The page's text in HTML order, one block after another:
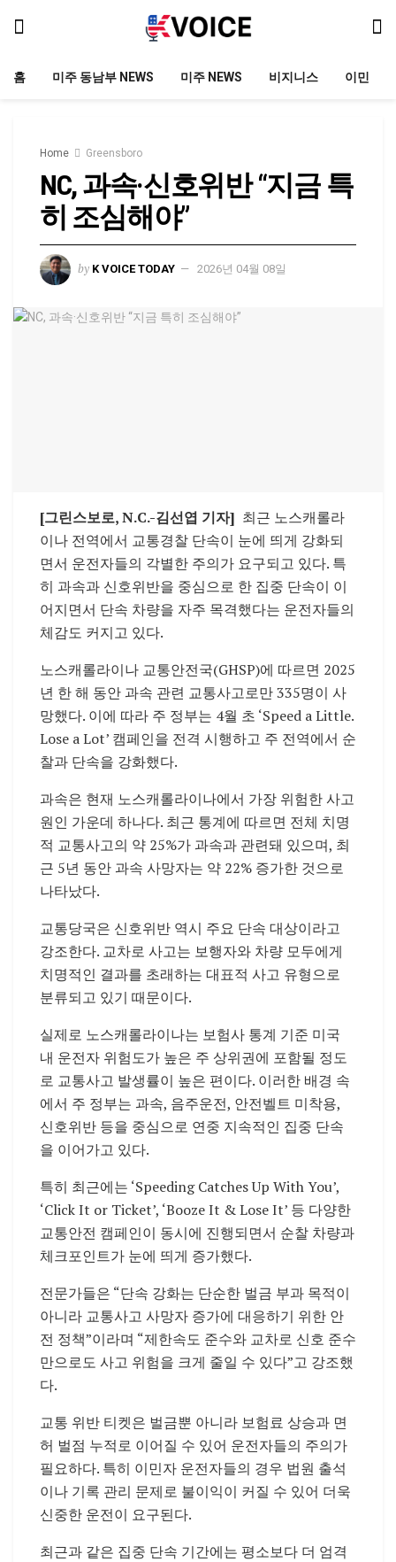
홈 미주 동남부 NEWS 미주 NEWS 비지니스 이민
Home Greensboro
NC, 과속·신호위반 “지금 특
히 조심해야”
by K VOICE TODAY 2026년 04월 08일
[그린스보로, N.C.-김선엽 기자] 최근 노스캐롤라
이나 전역에서 교통경찰 단속이 눈에 띄게 강화되
면서 운전자들의 각별한 주의가 요구되고 있다. 특
히 과속과 신호위반을 중심으로 한 집중 단속이 이
어지면서 단속 차량을 자주 목격했다는 운전자들의
체감도 커지고 있다.
노스캐롤라이나 교통안전국(GHSP)에 따르면 2025
년 한 해 동안 과속 관련 교통사고로만 335명이 사
망했다. 이에 따라 주 정부는 4월 초 ‘Speed a Little.
Lose a Lot’ 캠페인을 전격 시행하고 주 전역에서 순
찰과 단속을 강화했다.
과속은 현재 노스캐롤라이나에서 가장 위험한 사고
원인 가운데 하나다. 최근 통계에 따르면 전체 치명
적 교통사고의 약 25%가 과속과 관련돼 있으며, 최
근 5년 동안 과속 사망자는 약 22% 증가한 것으로
나타났다.
교통당국은 신호위반 역시 주요 단속 대상이라고
강조한다. 교차로 사고는 보행자와 차량 모두에게
치명적인 결과를 초래하는 대표적 사고 유형으로
분류되고 있기 때문이다.
실제로 노스캐롤라이나는 보험사 통계 기준 미국
내 운전자 위험도가 높은 주 상위권에 포함될 정도
로 교통사고 발생률이 높은 편이다. 이러한 배경 속
에서 주 정부는 과속, 음주운전, 안전벨트 미착용,
신호위반 등을 중심으로 연중 지속적인 집중 단속
을 이어가고 있다.
특히 최근에는 ‘Speeding Catches Up With You’,
‘Click It or Ticket’, ‘Booze It & Lose It’ 등 다양한
교통안전 캠페인이 동시에 진행되면서 순찰 차량과
체크포인트가 눈에 띄게 증가했다.
전문가들은 “단속 강화는 단순한 벌금 부과 목적이
아니라 교통사고 사망자 증가에 대응하기 위한 안
전 정책”이라며 “제한속도 준수와 교차로 신호 준수
만으로도 사고 위험을 크게 줄일 수 있다”고 강조했
다.
교통 위반 티켓은 벌금뿐 아니라 보험료 상승과 면
허 벌점 누적로 이어질 수 있어 운전자들의 주의가
필요하다. 특히 이민자 운전자들의 경우 법원 출석
이나 기록 관리 문제로 불이익이 커질 수 있어 더욱
신중한 운전이 요구된다.
최근과 같은 집중 단속 기간에는 평소보다 더 엄격